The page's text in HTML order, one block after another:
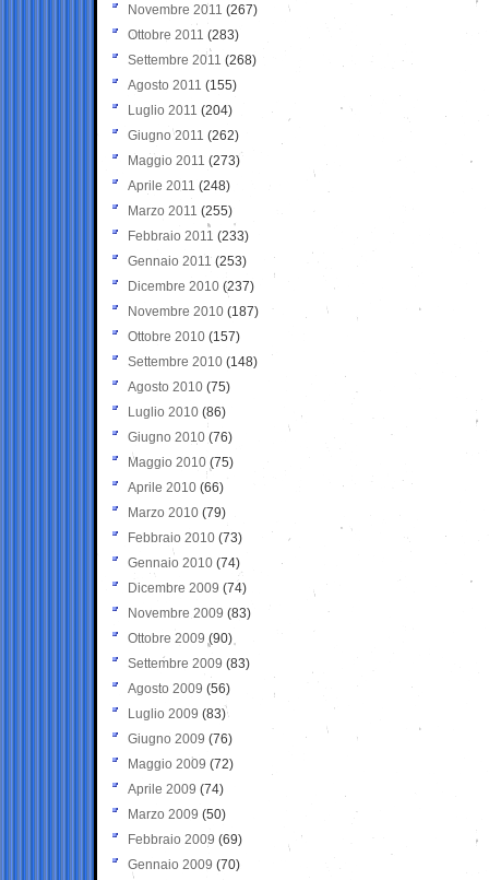
Novembre 2011 (267)
Ottobre 2011 (283)
Settembre 2011 (268)
Agosto 2011 (155)
Luglio 2011 (204)
Giugno 2011 (262)
Maggio 2011 (273)
Aprile 2011 (248)
Marzo 2011 (255)
Febbraio 2011 (233)
Gennaio 2011 (253)
Dicembre 2010 (237)
Novembre 2010 (187)
Ottobre 2010 (157)
Settembre 2010 (148)
Agosto 2010 (75)
Luglio 2010 (86)
Giugno 2010 (76)
Maggio 2010 (75)
Aprile 2010 (66)
Marzo 2010 (79)
Febbraio 2010 (73)
Gennaio 2010 (74)
Dicembre 2009 (74)
Novembre 2009 (83)
Ottobre 2009 (90)
Settembre 2009 (83)
Agosto 2009 (56)
Luglio 2009 (83)
Giugno 2009 (76)
Maggio 2009 (72)
Aprile 2009 (74)
Marzo 2009 (50)
Febbraio 2009 (69)
Gennaio 2009 (70)